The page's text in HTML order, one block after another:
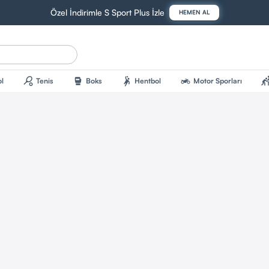
Özel İndirimle S Sport Plus İzle HEMEN AL
sports_tennis Tenis sports_mma Boks sports_handball Hentbol two_wheeler Motor Sporları